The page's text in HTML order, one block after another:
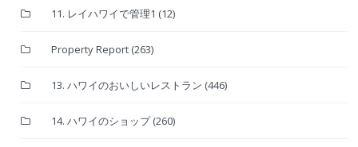
11. レイハワイで管理1 (12)
Property Report (263)
13. ハワイのおいしいレストラン (446)
14. ハワイのショップ(260)